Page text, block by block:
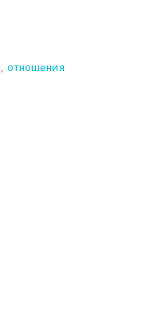
, отношения